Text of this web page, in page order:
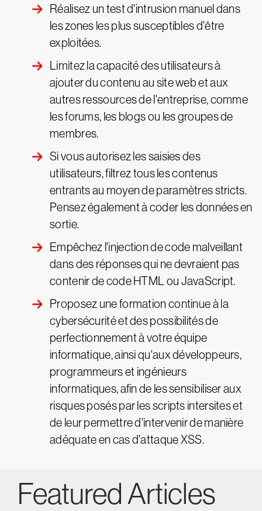
Réalisez un test d'intrusion manuel dans
les zones les plus susceptibles d'être
exploitées.
Limitez la capacité des utilisateurs à
ajouter du contenu au site web et aux
autres ressources de l'entreprise, comme
les forums, les blogs ou les groupes de
membres.
Si vous autorisez les saisies des
utilisateurs, filtrez tous les contenus
entrants au moyen de paramètres stricts.
Pensez également à coder les données en
sortie.
Empêchez l'injection de code malveillant
dans des réponses qui ne devraient pas
contenir de code HTML ou JavaScript.
Proposez une formation continue à la
cybersécurité et des possibilités de
perfectionnement à votre équipe
informatique, ainsi qu'aux développeurs,
programmeurs et ingénieurs
informatiques, afin de les sensibiliser aux
risques posés par les scripts intersites et
de leur permettre d'intervenir de manière
adéquate en cas d'attaque XSS.
Featured Articles